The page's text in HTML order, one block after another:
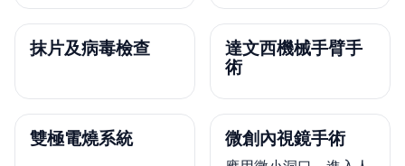
抹片及病毒檢查
達文西機械手臂手
術
雙極電燒系統 微創內視鏡手術